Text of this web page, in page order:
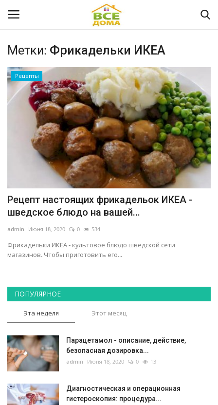
Вход Регистрация
Главная
Здоровье
Диета и фитнес
Рецепты
Мода и красота
Жилой дом
Метки: Фрикадельки ИКЕА
Рецепты
Рецепт настоящих фрикадельок ИКЕА -
шведское блюдо на вашей...
admin Июня 18, 2020 0 534
Фрикадельки ИКЕА - культовое блюдо шведской сети
магазинов. Чтобы приготовить его...
ПОПУЛЯРНОЕ
Эта неделя Этот месяц
Парацетамол - описание, действие,
безопасная дозировка...
admin Июня 18, 2020 0 13
Диагностическая и операционная
гистероскопия: процедура...